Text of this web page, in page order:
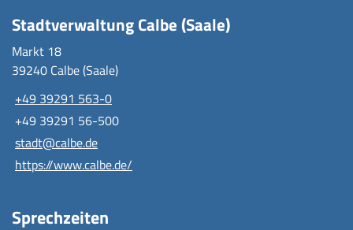
Stadtverwaltung Calbe (Saale)
Markt 18
39240 Calbe (Saale)
+49 39291 563-0
+49 39291 56-500
stadt@calbe.de
https://www.calbe.de/
Sprechzeiten